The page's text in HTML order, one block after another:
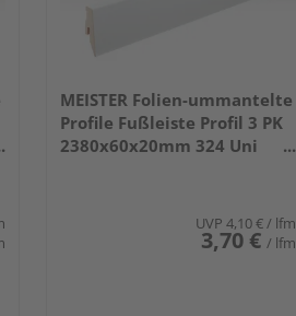
MEISTER Folien-ummantelte
Profile Fußleiste Profil 3 PK
2380x60x20mm 324 Uni
UVP 4,10 €/ lfm
3,70 € / lfm